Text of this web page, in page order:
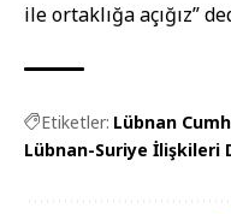
ile ortaklığa açığız”
Etiketler: Lübnan
Lübnan-Suriye İlişkileri